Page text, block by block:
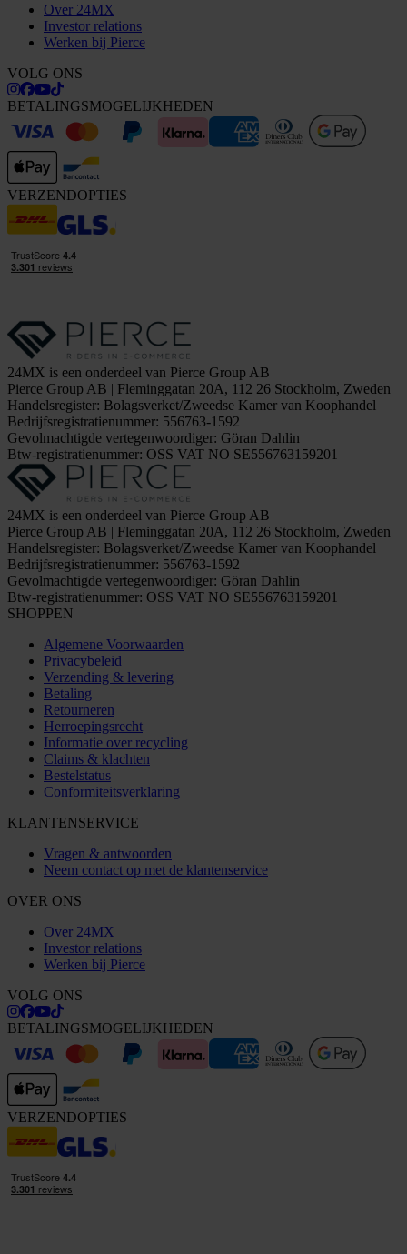
Over 24MX
Investor relations
Werken bij Pierce
VOLG ONS
BETALINGSMOGELIJKHEDEN
VERZENDOPTIES
24MX is een onderdeel van Pierce Group AB
Pierce Group AB | Fleminggatan 20A, 112 26 Stockholm, Zweden
Handelsregister: Bolagsverket/Zweedse Kamer van Koophandel
Bedrijfsregistratienummer: 556763-1592
Gevolmachtigde vertegenwoordiger: Göran Dahlin
Btw-registratienummer: OSS VAT NO SE556763159201
24MX is een onderdeel van Pierce Group AB
Pierce Group AB | Fleminggatan 20A, 112 26 Stockholm, Zweden
Handelsregister: Bolagsverket/Zweedse Kamer van Koophandel
Bedrijfsregistratienummer: 556763-1592
Gevolmachtigde vertegenwoordiger: Göran Dahlin
Btw-registratienummer: OSS VAT NO SE556763159201
SHOPPEN
Algemene Voorwaarden
Privacybeleid
Verzending & levering
Betaling
Retourneren
Herroepingsrecht
Informatie over recycling
Claims & klachten
Bestelstatus
Conformiteitsverklaring
KLANTENSERVICE
Vragen & antwoorden
Neem contact op met de klantenservice
OVER ONS
Over 24MX
Investor relations
Werken bij Pierce
VOLG ONS
BETALINGSMOGELIJKHEDEN
VERZENDOPTIES